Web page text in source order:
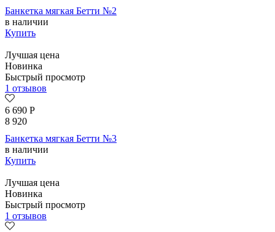
Банкетка мягкая Бетти №2
в наличии
Купить
Лучшая цена
Новинка
Быстрый просмотр
1 отзывов
6 690 Р
8 920
Банкетка мягкая Бетти №3
в наличии
Купить
Лучшая цена
Новинка
Быстрый просмотр
1 отзывов